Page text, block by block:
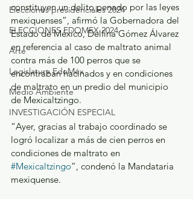
Elecciones presidenciales 2024
ELECCIONES EDOMEX 2024
Arte
Legislatura EdoMéx
Medio Ambiente
INVESTIGACIÓN ESPECIAL
constituyen un delito penado por las leyes
mexiquenses”, afirmó la Gobernadora del
Estado de México, Delfina Gómez Álvarez
en referencia al caso de maltrato animal
contra más de 100 perros que se
encontraban hacinados y en condiciones
de maltrato en un predio del municipio
de Mexicaltzingo.
“Ayer, gracias al trabajo coordinado se
logró localizar a más de cien perros en
condiciones de maltrato en
#Mexicaltzingo”, condenó la Mandataria
mexiquense.